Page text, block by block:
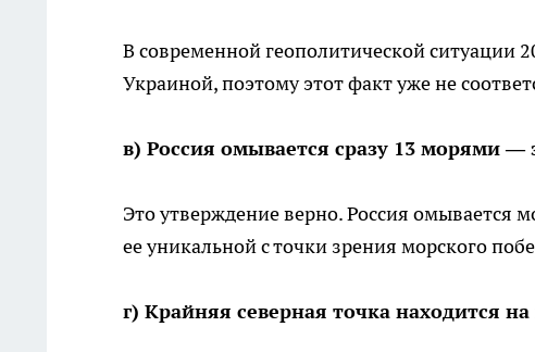
В современной геополитической ситуации
Украиной, поэтому этот факт уже не
в) Россия омывается сразу 13 морями
Это утверждение верно. Россия омывается
ее уникальной с точки зрения морского
г) Крайняя северная точка находится